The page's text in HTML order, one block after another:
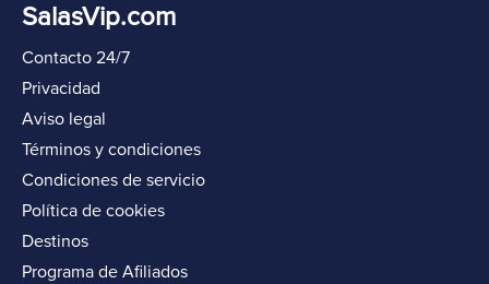
SalasVip.com
Contacto 24/7
Privacidad
Aviso legal
Términos y condiciones
Condiciones de servicio
Política de cookies
Destinos
Programa de Afiliados